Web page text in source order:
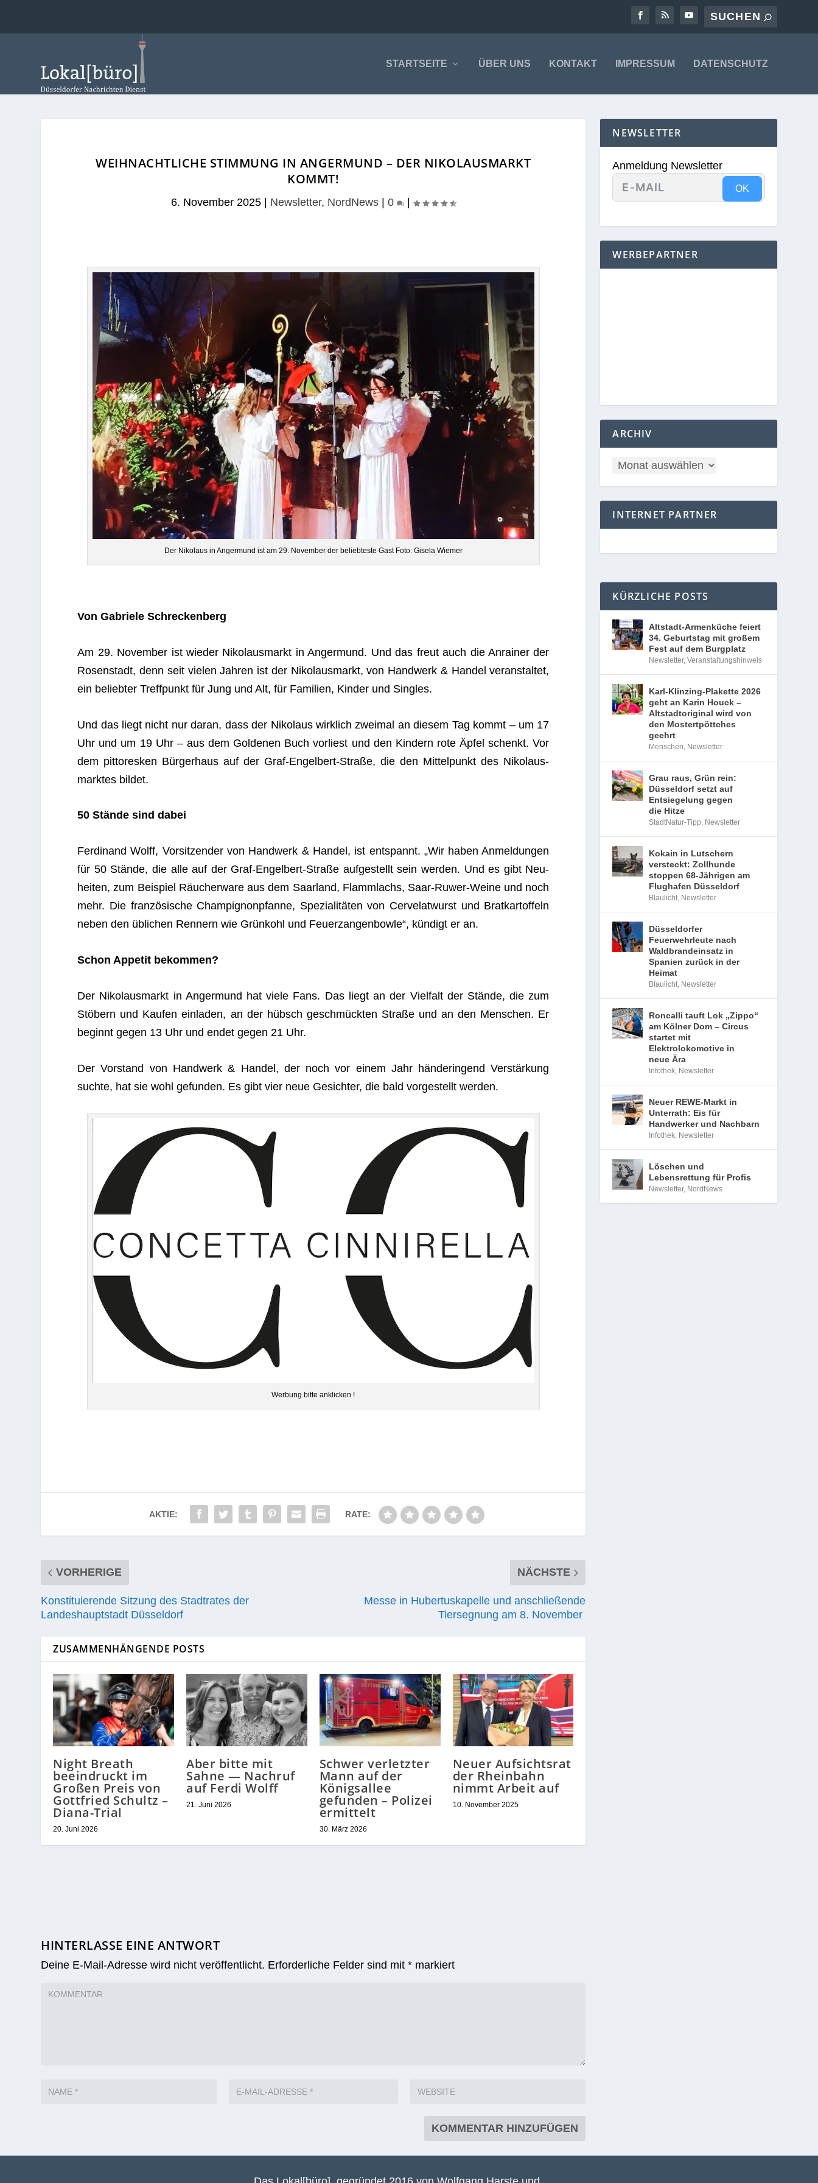
STARTSEITE ÜBER UNS KONTAKT IMPRESSUM DATENSCHUTZ
WEIHNACHTLICHE STIMMUNG IN ANGERMUND – DER NIKOLAUSMARKT
KOMMT!
6. November 2025| Newsletter, NordNews| 0 |
Der Niko­laus in Anger­mund ist am 29. Novem­ber der belieb­teste Gast Foto: Gisela Wiemer
Von Gabriele Schreckenberg
Am 29. Novem­ber ist wie­der Niko­laus­markt in Anger­mund. Und das freut auch die Anrai­ner der
Rosen­stadt, denn seit vie­len Jah­ren ist der Niko­laus­markt, von Hand­werk & Han­del ver­an­stal­tet,
ein belieb­ter Treff­punkt für Jung und Alt, für Fami­lien, Kin­der und Singles.
Und das liegt nicht nur daran, dass der Niko­laus wirk­lich zwei­mal an die­sem Tag kommt – um 17
Uhr und um 19 Uhr – aus dem Gol­de­nen Buch vor­liest und den Kin­dern rote Äpfel schenkt. Vor
dem pit­to­res­ken Bür­ger­haus auf der Graf-Engel­bert-Straße, die den Mit­tel­punkt des Niko­laus­
mark­tes bildet.
50 Stände sind dabei
Fer­di­nand Wolff, Vor­sit­zen­der von Hand­werk & Han­del, ist ent­spannt. „Wir haben Anmel­dun­gen
für 50 Stände, die alle auf der Graf-Engel­bert-Straße auf­ge­stellt sein wer­den. Und es gibt Neu­
hei­ten, zum Bei­spiel Räu­cher­ware aus dem Saar­land, Flamm­lachs, Saar-Ruwer-Weine und noch
mehr. Die fran­zö­si­sche Cham­pi­gnon­pfanne, Spe­zia­li­tä­ten von Cer­ve­lat­wurst und Brat­kar­tof­feln
neben den übli­chen Ren­nern wie Grün­kohl und Feu­er­zan­gen­bowle“, kün­digt er an.
Schon Appe­tit bekommen?
Der Niko­laus­markt in Anger­mund hat viele Fans. Das liegt an der Viel­falt der Stände, die zum
Stö­bern und Kau­fen ein­la­den, an der hübsch geschmück­ten Straße und an den Men­schen. Er
beginnt gegen 13 Uhr und endet gegen 21 Uhr.
Der Vor­stand von Hand­werk & Han­del, der noch vor einem Jahr hän­de­rin­gend Ver­stär­kung
suchte, hat sie wohl gefun­den. Es gibt vier neue Gesich­ter, die bald vor­ge­stellt werden.
Wer­bung bitte anklicken !
AKTIE: RATE:
VORHERIGE
Konstituierende Sitzung des Stadtrates der
Landeshauptstadt Düsseldorf
NÄCHSTE
Messe in Hubertuskapelle und anschließende
Tiersegnung am 8. November
ZUSAMMENHÄNGENDE POSTS
Night Breath
beeindruckt im
Großen Preis von
Gottfried Schultz –
Diana-Trial
20. Juni 2026
Aber bitte mit
Sahne — Nachruf
auf Ferdi Wolff
21. Juni 2026
Schwer verletzter
Mann auf der
Königsallee
gefunden – Polizei
ermittelt
30. März 2026
Neuer Aufsichtsrat
der Rheinbahn
nimmt Arbeit auf
10. November 2025
HINTERLASSE EINE ANTWORT
Deine E-Mail-Adresse wird nicht veröffentlicht. Erforderliche Felder sind mit* markiert
NEWSLETTER
Anmeldung Newsletter
OK
WERBEPARTNER
ARCHIV
INTERNET PARTNER
KÜRZLICHE POSTS
Altstadt-Armenküche feiert
34. Geburtstag mit großem
Fest auf dem Burgplatz
Newsletter,Veranstaltungshinweis
Karl-Klinzing-Plakette 2026
geht an Karin Houck –
Altstadtoriginal wird von
den Mostertpöttches
geehrt
Menschen, Newsletter
Grau raus, Grün rein:
Düsseldorf setzt auf
Entsiegelung gegen
die Hitze
StadtNatur-Tipp, Newsletter
Kokain in Lutschern
versteckt: Zollhunde
stoppen 68-Jährigen am
Flughafen Düsseldorf
Blaulicht, Newsletter
Düsseldorfer
Feuerwehrleute nach
Waldbrandeinsatz in
Spanien zurück in der
Heimat
Blaulicht, Newsletter
Roncalli tauft Lok „Zippo“
am Kölner Dom – Circus
startet mit
Elektrolokomotive in
neue Ära
Infothek, Newsletter
Neuer REWE-Markt in
Unterrath: Eis für
Handwerker und Nachbarn
Infothek, Newsletter
Löschen und
Lebensrettung für Profis
Newsletter, NordNews